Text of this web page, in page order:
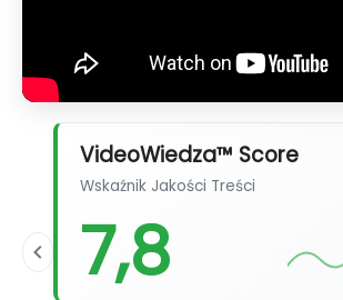
VideoWiedza™ Score
Wskaźnik Jakości Treści
7,8